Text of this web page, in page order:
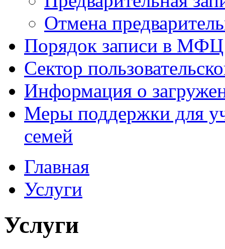
Отмена
Порядок записи в МФЦ
Сектор
Информация о
Меры поддержки для
семей
Главная
Услуги
Услуги